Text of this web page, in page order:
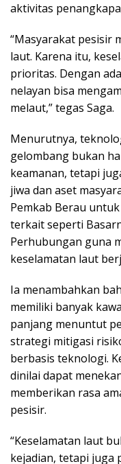
aktivitas
“Masyarakat pesisir
laut. Karena itu,
prioritas. Dengan
nelayan bisa
melaut,” tegas Saga.
Menurutnya,
gelombang bukan
keamanan, tetapi
jiwa dan aset
Pemkab Berau
terkait seperti
Perhubungan guna
keselamatan laut
Ia menambahkan
memiliki banyak
panjang menuntut
strategi mitigasi
berbasis teknologi.
dinilai dapat
memberikan rasa
pesisir.
“Keselamatan laut
kejadian, tetapi juga